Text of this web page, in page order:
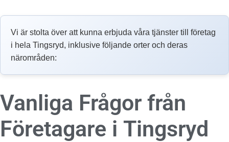
Vi är stolta över att kunna erbjuda våra tjänster till företag
i hela Tingsryd, inklusive följande orter och deras
närområden:
Vanliga Frågor från
Företagare i Tingsryd